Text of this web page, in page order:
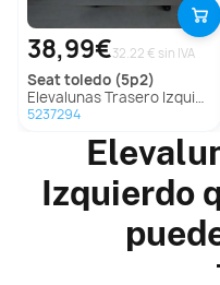
38,99€32.22 € sin IVA
seattoledo (5p2)
Elevalunas Trasero Izquierdo para Seat Toledo (5P2)
5237294
Izquierdo